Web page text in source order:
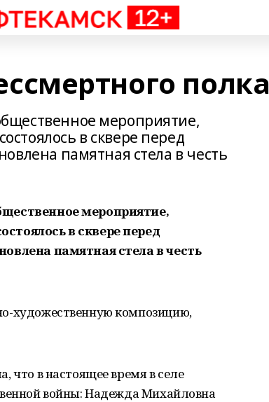
полка
мероприятие,
в сквере перед
памятная стела в честь
мероприятие,
в сквере перед
памятная стела в честь
художественную композицию,
что в настоящее время в селе
войны: Надежда Михайловна